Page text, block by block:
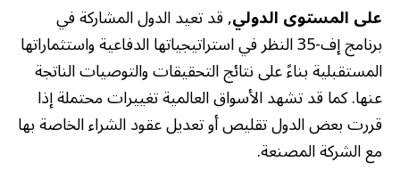
على المستوى الدولي, قد تعيد الدول المشاركة في
برنامج إف-35 النظر في استراتيجياتها الدفاعية واستثماراتها
المستقبلية بناءً على نتائج التحقيقات والتوصيات الناتجة
عنها. كما قد تشهد الأسواق العالمية تغييرات محتملة إذا
قررت بعض الدول تقليص أو تعديل عقود الشراء الخاصة بها
مع الشركة المصنعة.